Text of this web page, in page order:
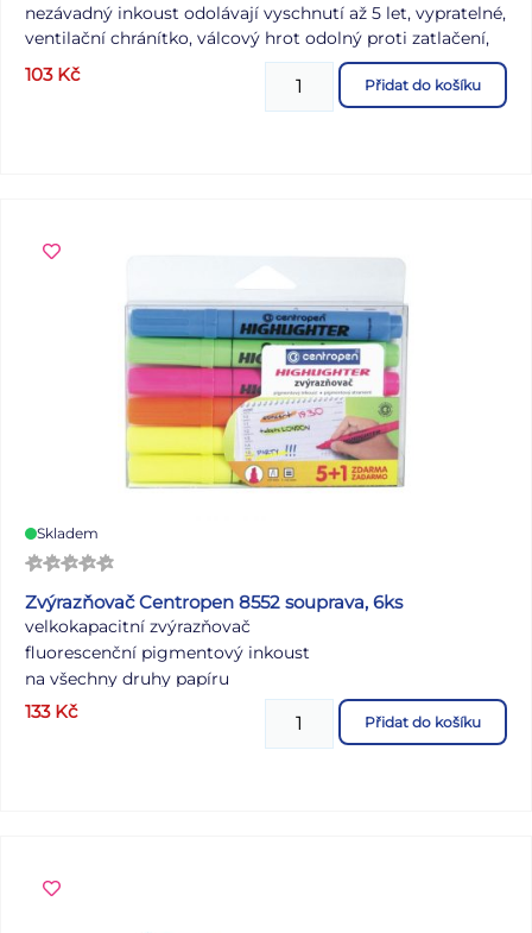
nezávadný inkoust odolávají vyschnutí až 5 let, vypratelné,
ventilační chránítko, válcový hrot odolný proti zatlačení,
šířka stopy 1 mm
103 Kč Přidat do košíku
Skladem
Zvýrazňovač Centropen 8552 souprava, 6ks
velkokapacitní zvýrazňovač
fluorescenční pigmentový inkoust
na všechny druhy papíru
klínový hrot
133 Kč Přidat do košíku